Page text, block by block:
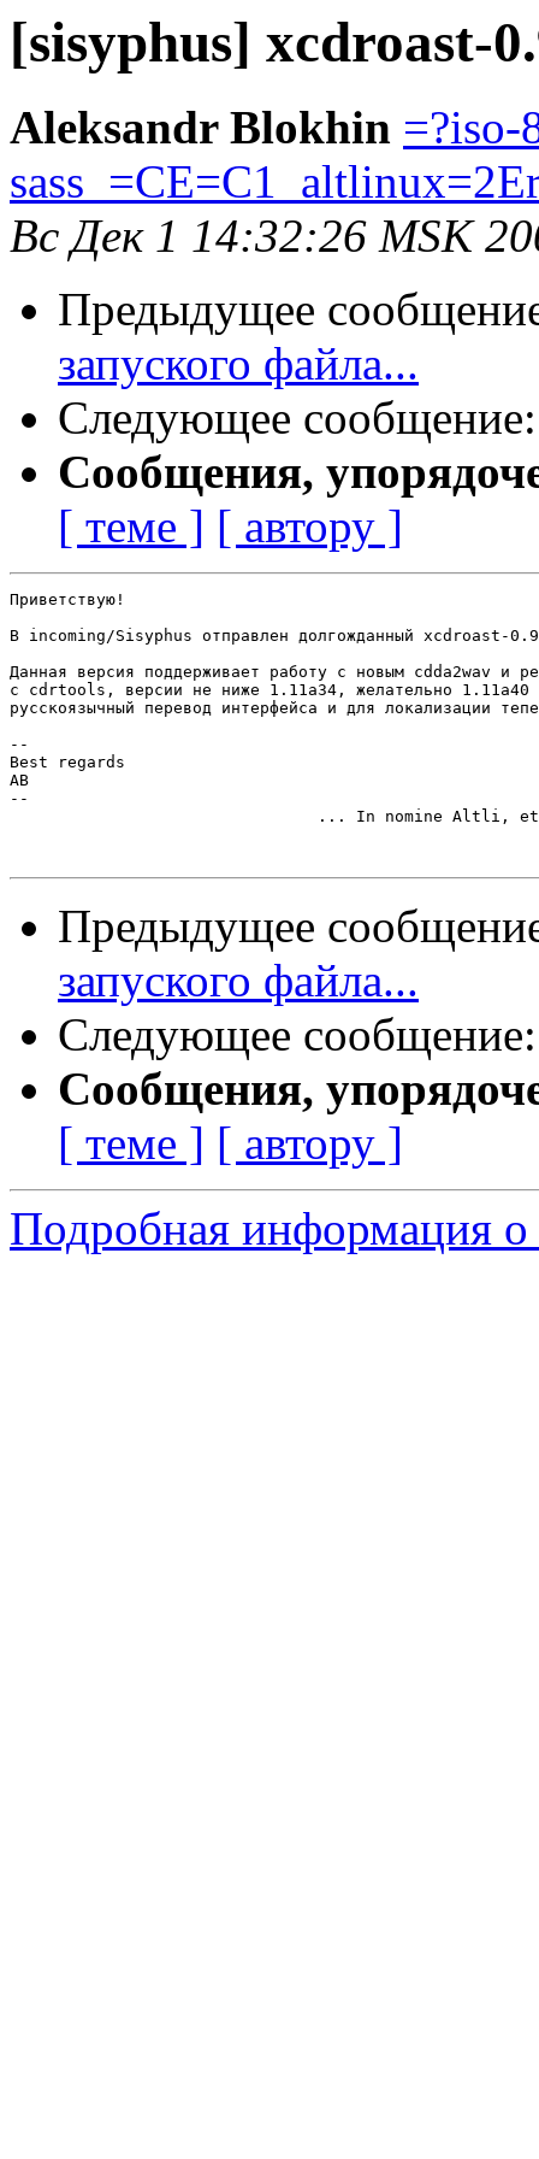
[sisyphus] xcdroast-
Aleksandr Blokhin =?iso-
Вс Дек 1 14:32:26 MSK
Предыдущее
запуского файла...
Следующее
Сообщения,
[ теме ] [ автору ]
Приветствую!
В incoming/Sisyphus отправлен долгожданный xcdroast-
Данная версия поддерживает работу с новым cdda2wav и
с cdrtools, версии не ниже 1.11a34, желательно
русскоязычный перевод интерфейса и для локализации
--
Best regards
AB
--
Предыдущее
запуского файла...
Следующее
Сообщения,
[ теме ] [ автору ]
Подробная информация о